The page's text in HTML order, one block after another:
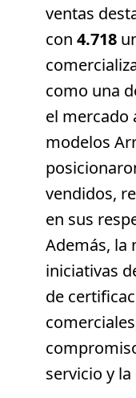
ventas
con4.718
como una
el mercado
modelos
vendidos,
en sus
Además, la
iniciativas
de
servicio y